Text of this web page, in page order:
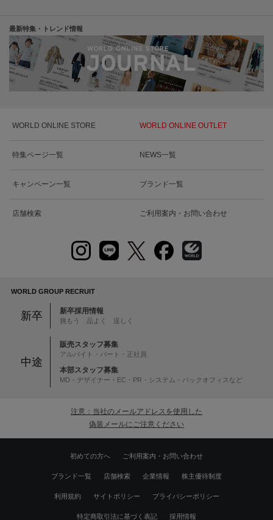
最新特集・トレンド情報
WORLD ONLINE STORE WORLD ONLINE OUTLET
特集ページ一覧 NEWS一覧
キャンペーン一覧 ブランド一覧
店舗検索 ご利用案内・お問い合わせ
WORLD GROUP RECRUIT
新卒 新卒採用情報
挑もう 品よく 逞しく
中途
販売スタッフ募集
アルバイト・パート・正社員
本部スタッフ募集
MD・デザイナー・EC・PR・システム・バックオフィスなど
注意：当社のメールアドレスを使用した
偽装メールにご注意ください
初めての方へ ご利用案内・お問い合わせ
ブランド一覧 店舗検索 企業情報 株主優待制度
利用規約 サイトポリシー プライバシーポリシー
特定商取引法に基づく表記 採用情報